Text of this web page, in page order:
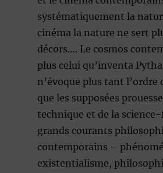
systématiquement la
cinéma la nature ne sert
décors…. Le cosmos
plus celui qu’inventa
n’évoque plus tant l’ordre
que les supposées
technique et de la
grands courants
contemporains –
existentialisme,